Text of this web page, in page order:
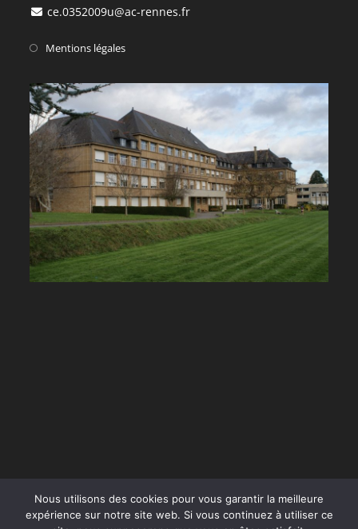
ce.0352009u@ac-rennes.fr
Mentions légales
Nous utilisons des cookies pour vous garantir la meilleure
expérience sur notre site web. Si vous continuez à utiliser ce